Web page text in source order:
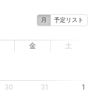
月 予定リスト
金 土
30 31 1